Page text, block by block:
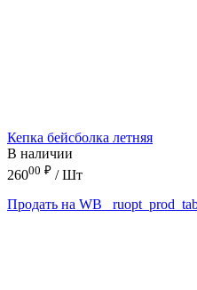
Кепка бейсболка летняя
В наличии
26000 ₽ / Шт
Продать на WB